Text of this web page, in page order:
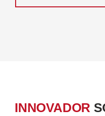
INNOVADOR